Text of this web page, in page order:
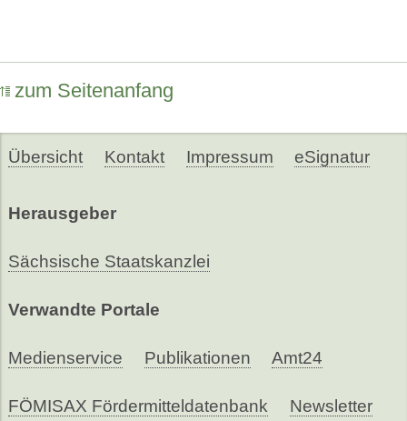
zum Seitenanfang
Übersicht Kontakt Impressum eSignatur
Herausgeber
Sächsische Staatskanzlei
Verwandte Portale
Medienservice Publikationen Amt24
FÖMISAX Fördermitteldatenbank Newsletter